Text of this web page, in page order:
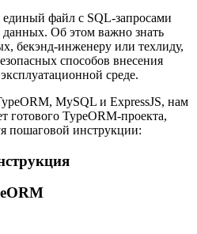
файл с SQL-запросами
Об этом важно знать
бекэнд-инженеру или техлиду,
способов внесения
среде.
MySQL и ExpressJS, нам
готового TypeORM-проекта,
пошаговой инструкции: